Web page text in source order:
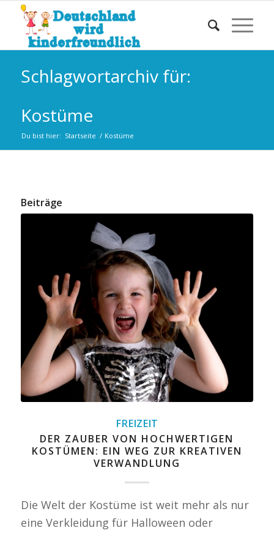
Schlagwortarchiv für:
Kostüme
Du bist hier: Startseite / Kostüme
Beiträge
FREIZEIT
DER ZAUBER VON HOCHWERTIGEN
KOSTÜMEN: EIN WEG ZUR KREATIVEN
VERWANDLUNG
Die Welt der Kostüme ist weit mehr als nur
eine Verkleidung für Halloween oder